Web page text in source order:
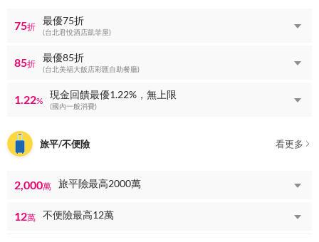
75折
最優75折
(台北君悅酒店凱菲屋)
85折
最優85折
(台北美福大飯店彩匯自助餐廳)
1.22%
現金回饋最優1.22%，無上限
(國內一般消費)
旅平/不便險 看更多
2,000萬 旅平險最高2000萬
12萬 不便險最高12萬